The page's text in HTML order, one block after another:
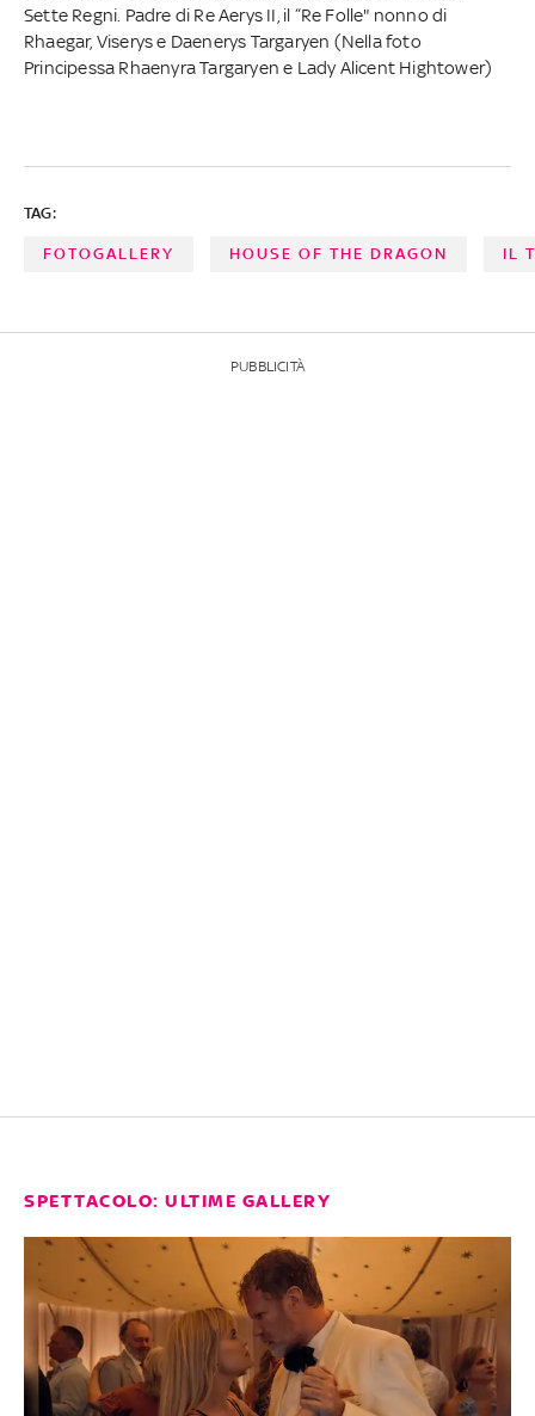
Sette Regni. Padre di Re Aerys II, il “Re Folle" nonno di
Rhaegar, Viserys e Daenerys Targaryen (Nella foto
Principessa Rhaenyra Targaryen e Lady Alicent Hightower)
TAG:
FOTOGALLERY HOUSE OF THE DRAGON IL
PUBBLICITÀ
SPETTACOLO: ULTIME GALLERY